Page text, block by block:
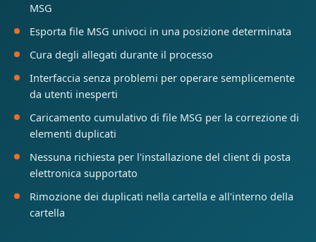
MSG
Esporta file MSG univoci in una posizione determinata
Cura degli allegati durante il processo
Interfaccia senza problemi per operare semplicemente
da utenti inesperti
Caricamento cumulativo di file MSG per la correzione di
elementi duplicati
Nessuna richiesta per l'installazione del client di posta
elettronica supportato
Rimozione dei duplicati nella cartella e all'interno della
cartella